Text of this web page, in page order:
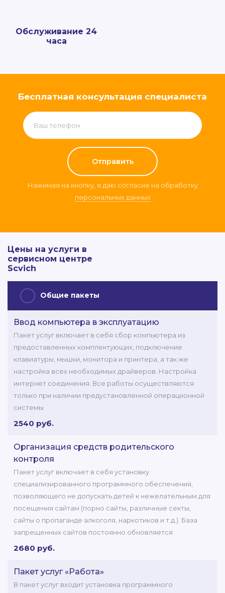
Обслуживание 24
часа
Бесплатная консультация специалиста
Нажимая на кнопку, я даю согласие на обработку
персональных данных
Цены на услуги в
сервисном центре
Scvich
Общие пакеты
Ввод компьютера в эксплуатацию
Пакет услуг включает в себя сбор компьютера из
предоставленных комплектующих, подключение
клавиатуры, мышки, монитора и принтера, а так же
настройка всех необходимых драйверов. Настройка
интернет соединения. Все работы осуществляются
только при наличии предустановленной операционной
системы
2540 руб.
Организация средств родительского
контроля
Пакет услуг включает в себя установку
специализированного программного обеспечения,
позволяющего не допускать детей к нежелательным для
посещения сайтам (порно сайты, различные секты,
сайты о пропаганде алкоголя, наркотиков и т.д.). База
запрещенных сайтов постоянно обновляется
2680 руб.
Пакет услуг «Работа»
В пакет услуг входит установка программного